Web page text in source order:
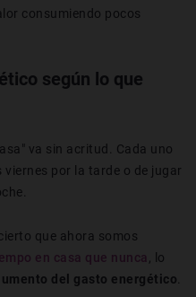
consumiendo pocos
según lo que
va sin acritud. Cada uno
por la tarde o de jugar
que ahora somos
en casa que nunca, lo
del gasto energético.